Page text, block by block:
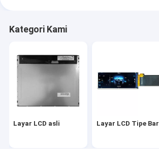
Tampilan suhu yang luas
Tampilan TFT Resolusi Tinggi
tampilan tft kustom
layar sentuh kapasitif tft
Kategori Kami
Layar LCD asli Layar LCD Tipe Bar